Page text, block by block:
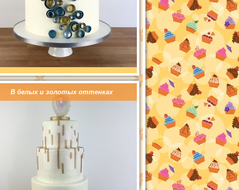
В белых и золотых оттенках